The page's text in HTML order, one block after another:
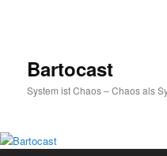
Bartocast
System ist Chaos – Chaos als